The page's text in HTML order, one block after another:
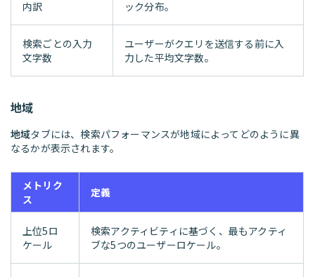
内訳 ック分布。
検索ごとの入力
文字数
ユーザーがクエリを送信する前に入
力した平均文字数。
地域
地域タブには、検索パフォーマンスが地域によってどのように異
なるかが表示されます。
メトリク
ス
定義
上位5ロ
ケール
検索アクティビティに基づく、最もアクティ
ブな5つのユーザーロケール。